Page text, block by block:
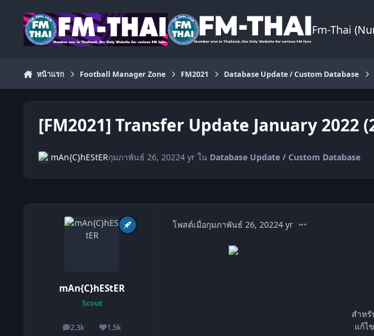
Fm-Thai
หน้าแรก Football Manager Zone FM2021 Database Update / Custom Database
[FM2021] Transfer Update January 2022
mAn{C}hEStERกุมภาพันธ์ 26, 20224 yrใน Database Update / Custom Database
mAn{C}hEStER
Scout
2.3k
โพสต์ 1.5k
ชื่อเสียง
โพสต์เมื่อกุมภาพันธ์ 26, 20224 yrcomment_1537247
สำหรั
แก้ไ